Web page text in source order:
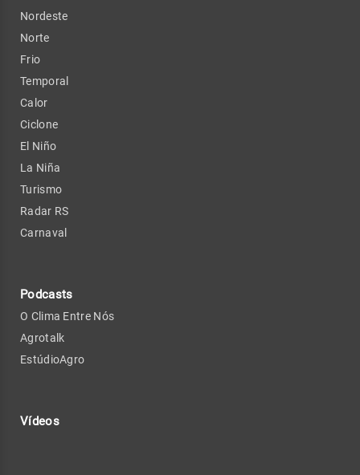
Nordeste
Norte
Frio
Temporal
Calor
Ciclone
El Niño
La Niña
Turismo
Radar RS
Carnaval
Podcasts
O Clima Entre Nós
Agrotalk
EstúdioAgro
Vídeos